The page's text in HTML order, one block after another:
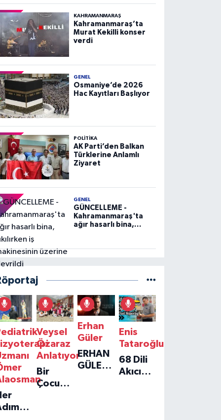
KAHRAMANMARAŞ
Kahramanmaraş’ta
Murat Kekilli konser
verdi
GENEL
Osmaniye’de 2026
Hac Kayıtları Başlıyor
POLITIKA
AK Parti’den Balkan
Türklerine Anlamlı
Ziyaret
GENEL
GÜNCELLEME -
Kahramanmaraş'ta
ağır hasarlı bina,
devrildi
Veysel
Özaraz
Anlatıyor
Bir
Çocuğun
Erhan
Güler
ERHAN
GÜLER'IN
Enis
Tataroğlu
68 Dili
Akıcı